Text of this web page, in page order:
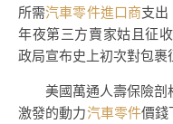
所需汽車零件進口商支出
年夜第三方賣家姑且征
政局宣布史上初次對包
美國萬通人壽保險剖
激發的動力汽車零件價錢